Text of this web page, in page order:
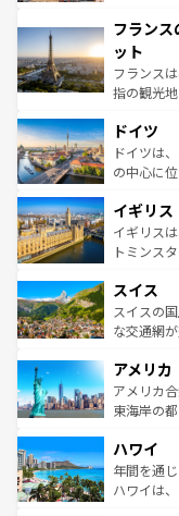
ませてく
なお、新
しい。
文化が根
れる闘牛
る。首都
アートに
せる。地
ンテンツ
フラン
ット
フランス
指の観光
で、幅広
聖堂、美
から魅了
いる。シ
香り高い
らに、パ
れる地方
を参照し
ドイツ
ドイツは
の中心に
顔を持つ
ルリンの
してライ
は、お酒好き
ドイツ情
イギリス
イギリス
トミンス
リアごと
ティー、
戦など、
ンツ一覧
スイス
スイスの
な交通網
の建物が
博物館も
ことがで
ば市内交通
着のスイ
アメリカ
アメリカ
東海岸の
のような
ンメント
西部には
ハワイ
年間を通
ハワイは